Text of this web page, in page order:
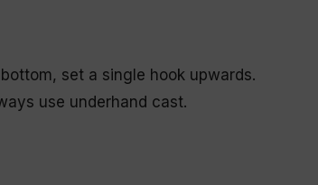
set a single hook upwards.
use underhand cast.